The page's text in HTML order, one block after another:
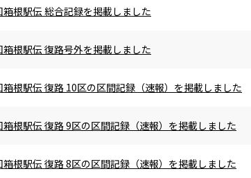
根駅伝 総合記録を掲載しました
根駅伝 復路号外を掲載しました
根駅伝 復路 10区の区間記録（速報）を掲載しました
根駅伝 復路 9区の区間記録（速報）を掲載しました
根駅伝 復路 8区の区間記録（速報）を掲載しました